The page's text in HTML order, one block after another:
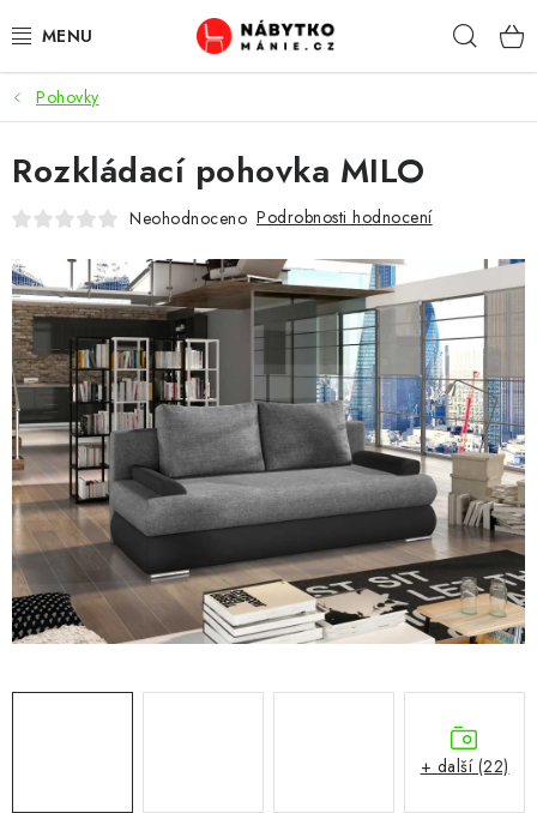
na
OBÝVACÍ POKOJ
KUCHYŇ A JÍDELNA
LOŽNICE
DĚTSKÝ POKOJ
KANCELÁŘ / PRACOVNA
KOUPELNA A WC
PŘEDSÍŇ
CHOVATELSKÉ POTŘEBY
DOPLŇKY A DEKORACE
Pohovky
Rozkládací pohovka MILO
Neohodnoceno Podrobnosti hodnocení
+ další (22)